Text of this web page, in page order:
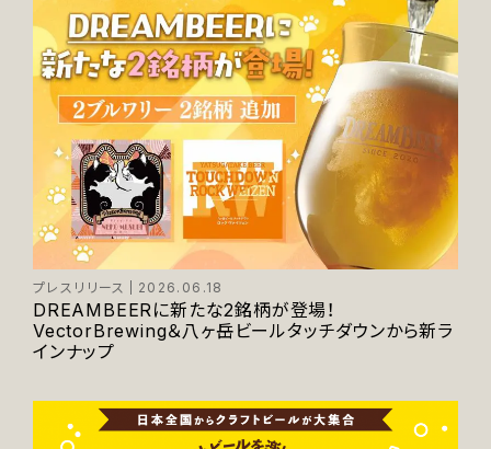
プレスリリース 2026.06.18
DREAMBEERに新たな2銘柄が登場！
VectorBrewing＆八ヶ岳ビールタッチダウンから新ラ
インナップ